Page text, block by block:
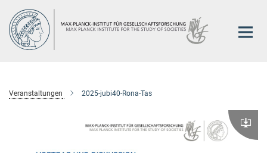
Hauptinhalt
Veranstaltungen 2025-jubi40-Rona-Tas